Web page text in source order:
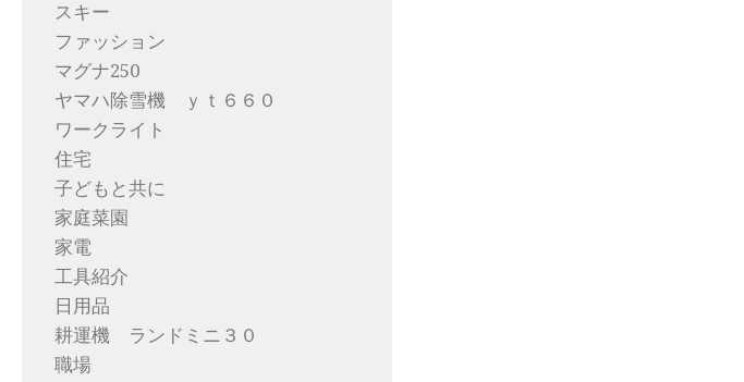
スキー
ファッション
マグナ250
ヤマハ除雪機 ｙｔ６６０
ワークライト
住宅
子どもと共に
家庭菜園
家電
工具紹介
日用品
耕運機 ランドミニ３０
職場